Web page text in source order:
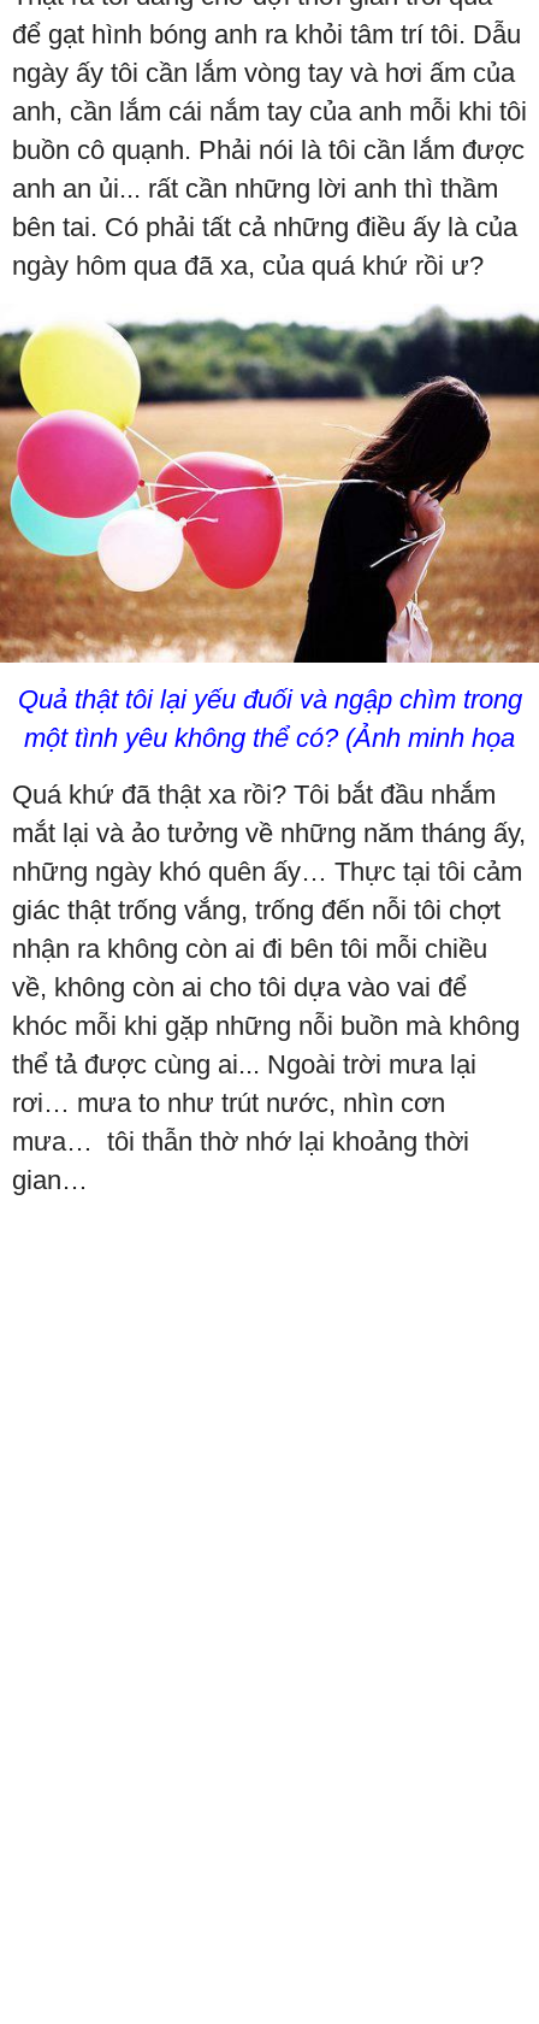
để gạt hình bóng anh ra khỏi tâm trí tôi. Dẫu
ngày ấy tôi cần lắm vòng tay và hơi ấm của
anh, cần lắm cái nắm tay của anh mỗi khi tôi
buồn cô quạnh. Phải nói là tôi cần lắm được
anh an ủi... rất cần những lời anh thì thầm
bên tai. Có phải tất cả những điều ấy là của
ngày hôm qua đã xa, của quá khứ rồi ư?
Quả thật tôi lại yếu đuối và ngập chìm trong
một tình yêu không thể có? (Ảnh minh họa
Quá khứ đã thật xa rồi? Tôi bắt đầu nhắm
mắt lại và ảo tưởng về những năm tháng ấy,
những ngày khó quên ấy… Thực tại tôi cảm
giác thật trống vắng, trống đến nỗi tôi chợt
nhận ra không còn ai đi bên tôi mỗi chiều
về, không còn ai cho tôi dựa vào vai để
khóc mỗi khi gặp những nỗi buồn mà không
thể tả được cùng ai... Ngoài trời mưa lại
rơi… mưa to như trút nước, nhìn cơn
mưa… tôi thẫn thờ nhớ lại khoảng thời
gian…